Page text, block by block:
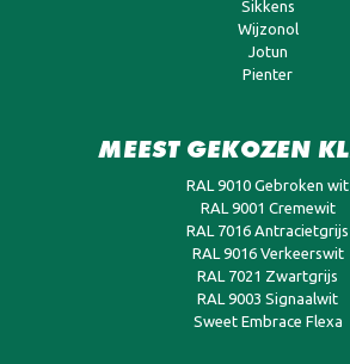
Sikkens
Wijzonol
Jotun
Pienter
MEEST GEKOZEN
RAL 9010 Gebroken wit
RAL 9001 Cremewit
RAL 7016 Antracietgrijs
RAL 9016 Verkeerswit
RAL 7021 Zwartgrijs
RAL 9003 Signaalwit
Sweet Embrace Flexa